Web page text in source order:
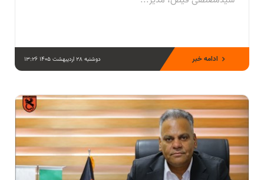
دوشنبه 28 اردیبهشت 1405 13:26 ادامه خبر